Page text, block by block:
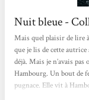
Nuit bleue -
Mais quel plaisir de lire
que je lis de cette
déjà. Mais je n’avais
Hambourg. Un bout de
pugnace. Elle vit à